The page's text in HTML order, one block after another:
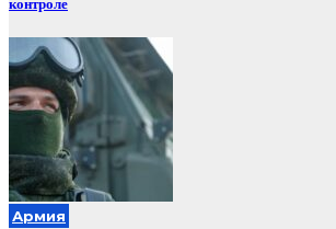
контроле
Армия